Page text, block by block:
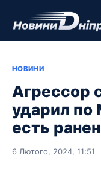
НОВИНИ
Агрессор
ударил по
есть
6 Лютого, 2024, 11:51